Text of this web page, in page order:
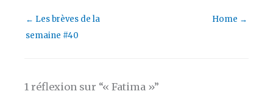
← Les brèves de la
semaine #40
Home →
1 réflexion sur “« Fatima »”